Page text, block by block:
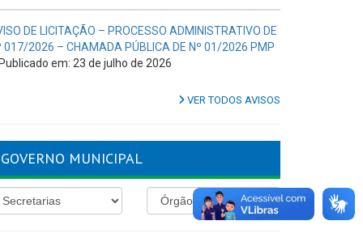
DE LICITAÇÃO – PROCESSO ADMINISTRATIVO DE
017/2026 – CHAMADA PÚBLICA DE Nº 01/2026 PMP
Publicado em: 23 de julho de 2026
VER TODOS AVISOS
GOVERNO MUNICIPAL